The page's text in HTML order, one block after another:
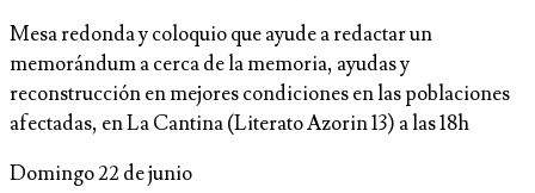
Mesa redonda y coloquio que ayude a redactar un
memorándum a cerca de la memoria, ayudas y
reconstrucción en mejores condiciones en las poblaciones
afectadas, en La Cantina (Literato Azorin 13) a las 18h
Domingo 22 de junio